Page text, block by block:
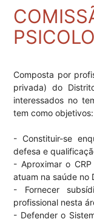
Composta por
privada) do
interessados no
tem como objetivos:
- Constituir-se
defesa e
- Aproximar o
atuam na saúde no
- Fornecer
profissional nesta
- Defender o